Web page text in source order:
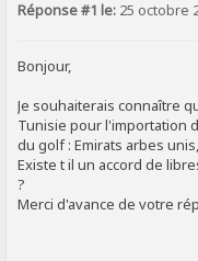
Réponse #1 le: 25 octobre
Bonjour,
Je souhaiterais connaître
Tunisie pour l'importation
du golf : Emirats arbes
Existe t il un accord de
?
Merci d'avance de votre